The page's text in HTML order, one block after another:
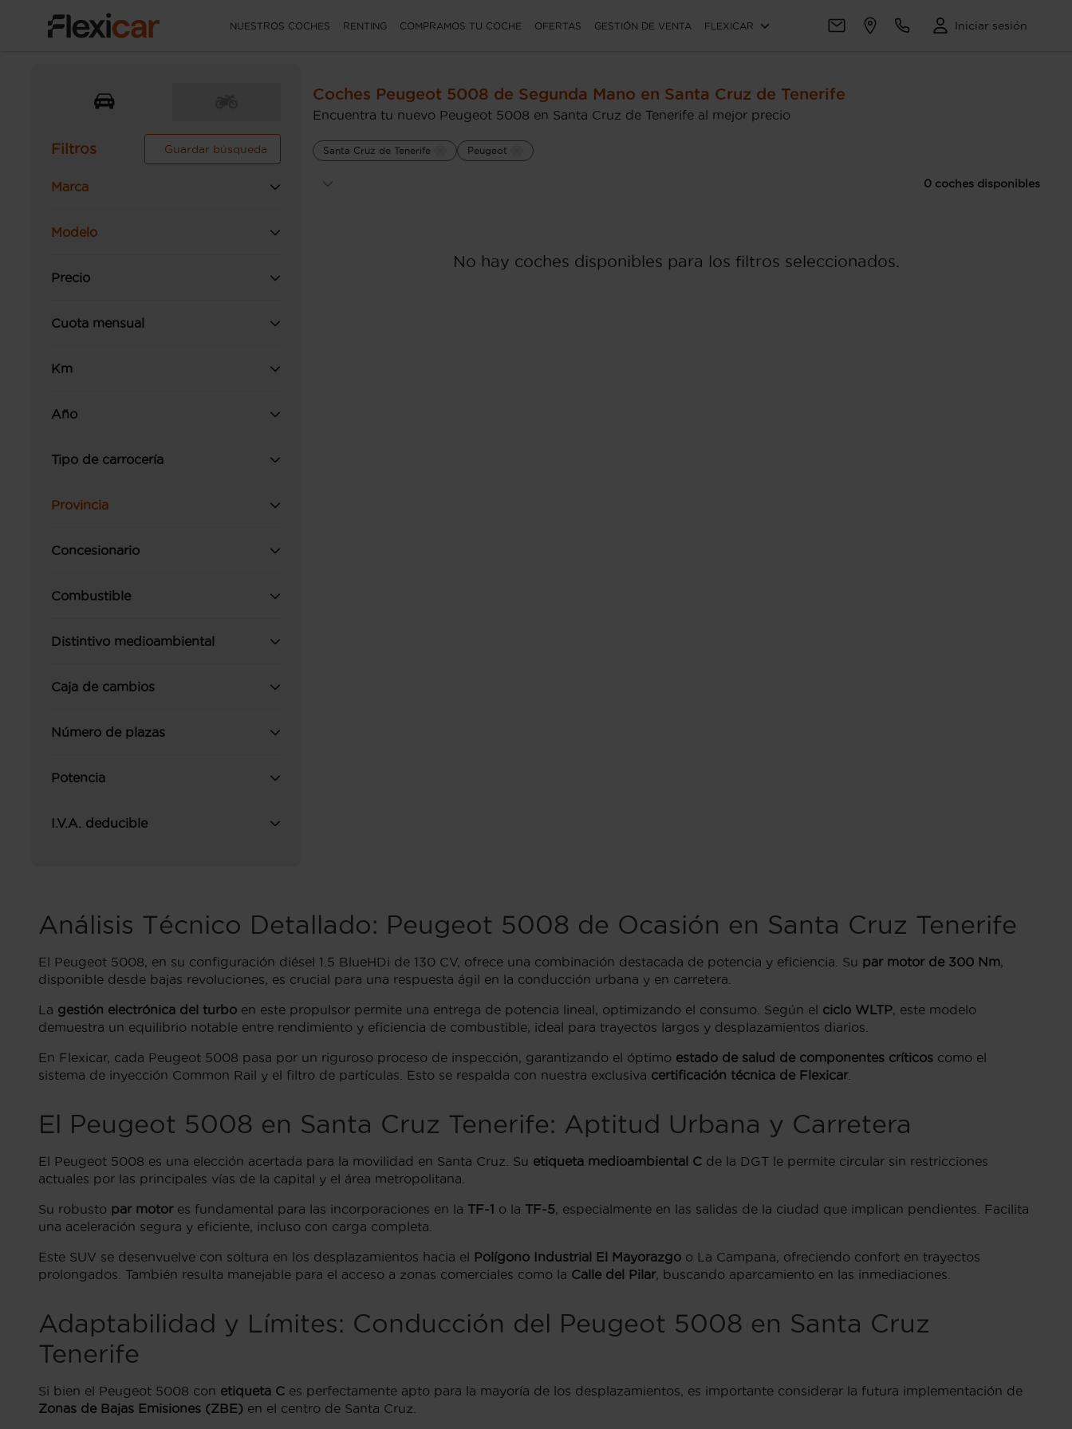
NUESTROS COCHES RENTING COMPRAMOS TU COCHE OFERTAS GESTIÓN DE VENTA FLEXICAR Iniciar sesión
Filtros Guardar búsqueda
Marca
Modelo
Precio
Cuota mensual
Km
Año
Tipo de carrocería
Provincia
Concesionario
Combustible
Distintivo medioambiental
Caja de cambios
Número de plazas
Potencia
I.V.A. deducible
Coches Peugeot 5008 de Segunda Mano en Santa Cruz de Tenerife
Encuentra tu nuevo Peugeot 5008 en Santa Cruz de Tenerife al mejor precio
Santa Cruz de Tenerife Peugeot
0 coches disponibles
No hay coches disponibles para los filtros seleccionados.
Análisis Técnico Detallado: Peugeot 5008 de Ocasión en Santa Cruz Tenerife
El Peugeot 5008, en su configuración diésel 1.5 BlueHDi de 130 CV, ofrece una combinación destacada de potencia y eficiencia. Su par motor de 300 Nm,
disponible desde bajas revoluciones, es crucial para una respuesta ágil en la conducción urbana y en carretera.
La gestión electrónica del turbo en este propulsor permite una entrega de potencia lineal, optimizando el consumo. Según el ciclo WLTP, este modelo
demuestra un equilibrio notable entre rendimiento y eficiencia de combustible, ideal para trayectos largos y desplazamientos diarios.
En Flexicar, cada Peugeot 5008 pasa por un riguroso proceso de inspección, garantizando el óptimo estado de salud de componentes críticos como el
sistema de inyección Common Rail y el filtro de partículas. Esto se respalda con nuestra exclusiva certificación técnica de Flexicar.
El Peugeot 5008 en Santa Cruz Tenerife: Aptitud Urbana y Carretera
El Peugeot 5008 es una elección acertada para la movilidad en Santa Cruz. Su etiqueta medioambiental C de la DGT le permite circular sin restricciones
actuales por las principales vías de la capital y el área metropolitana.
Su robusto par motores fundamental para las incorporaciones en la TF-1 o la TF-5, especialmente en las salidas de la ciudad que implican pendientes. Facilita
una aceleración segura y eficiente, incluso con carga completa.
Este SUV se desenvuelve con soltura en los desplazamientos hacia el Polígono Industrial El Mayorazgo o La Campana, ofreciendo confort en trayectos
prolongados. También resulta manejable para el acceso a zonas comerciales como la Calle del Pilar, buscando aparcamiento en las inmediaciones.
Adaptabilidad y Límites: Conducción del Peugeot 5008 en Santa Cruz
Tenerife
Si bien el Peugeot 5008 con etiqueta C es perfectamente apto para la mayoría de los desplazamientos, es importante considerar la futura implementación de
Zonas de Bajas Emisiones (ZBE) en el centro de Santa Cruz.